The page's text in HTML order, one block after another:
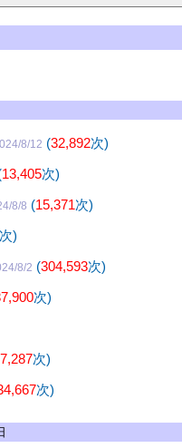
8/12 (32,892次)
13,405次)
8/8 (15,371次)
次)
8/2 (304,593次)
次)
次)
次)